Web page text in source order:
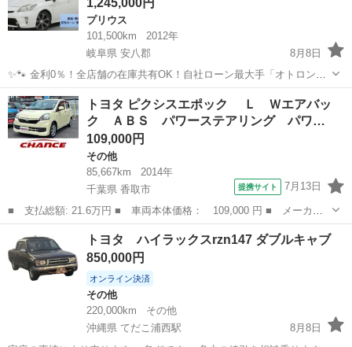
プリウス
101,500km
2012年
岐阜県 安八郡
8月8日
✨🐾 金利0％！全店舗の在庫共有OK！自社ローン最大手「オトロン」
🐾✨ こんなお悩みはありませんか？🤔 ✅ 勤続年数が短い ✅ パー
ト・アルバイト勤務 ✅ 派遣社員・自営業 ✅ 専業主婦（主夫） ✅ 自
己破産...
岐阜 安八郡 プリウス
トヨタ ピクシスエポック Ｌ Ｗエアバッ
ク ＡＢＳ パワーステアリング パワ…
109,000円
その他
85,667km
2014年
千葉県 香取市
提携サイト 7月13日
■ 支払総額: 21.6万円 ■ 車両本体価格： 109,000 円 ■ メーカー
名： トヨタ ■ 車種名： ピクシスエポック ■ グレード名：
Ｌ Ｗエアバック ＡＢＳ パワーステアリング パワーウィンド
ウ ドライブレ...
その他
トヨタ ハイラックスrzn147 ダブルキャブ
850,000円
オンライン決済
その他
220,000km
その他
沖縄県 てだこ浦西駅
8月8日